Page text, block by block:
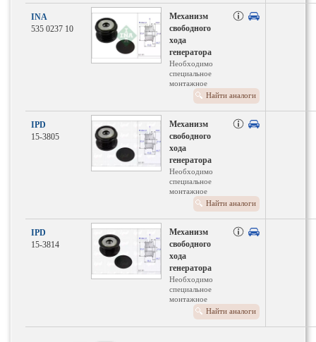
производителя:
920006
INA
535 0237 10
Механизм
свободного
хода
генератора
Необходимо
специальное
монтажное
оборудование
Для номера
производителя:
920007
Найти аналоги
IPD
15-3805
Механизм
свободного
хода
генератора
Необходимо
специальное
монтажное
оборудование
Для номера
производителя:
920007
Найти аналоги
IPD
15-3814
Механизм
свободного
хода
генератора
Необходимо
специальное
монтажное
оборудование
Для номера
производителя:
Найти аналоги